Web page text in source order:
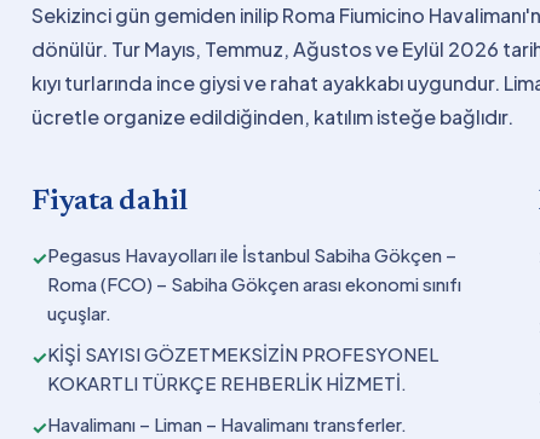
Sekizinci gün gemiden inilip Roma Fiumicino
dönülür. Tur Mayıs, Temmuz, Ağustos ve Eylül 2026
kıyı turlarında ince giysi ve rahat ayakkabı uygundur.
ücretle organize edildiğinden, katılım isteğe bağlıdır.
Fiyata dahil
✓Pegasus Havayolları ile İstanbul Sabiha Gökçen –
Roma (FCO) – Sabiha Gökçen arası ekonomi sınıfı
uçuşlar.
✓KİŞİ SAYISI GÖZETMEKSİZİN PROFESYONEL
KOKARTLI TÜRKÇE REHBERLİK HİZMETİ.
✓Havalimanı – Liman – Havalimanı transferler.